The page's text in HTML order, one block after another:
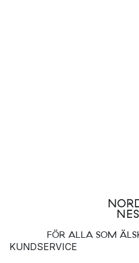
FÖR ALLA SOM
KUNDSERVICE